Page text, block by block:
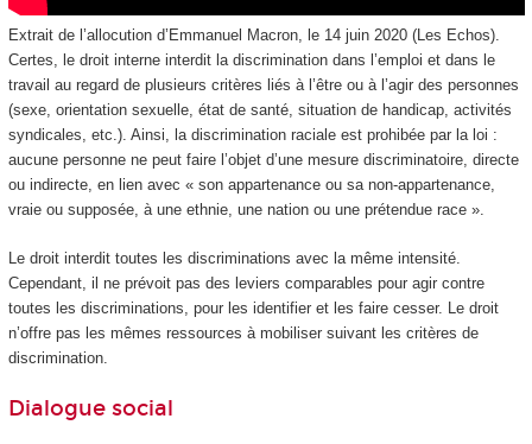
Extrait de l’allocution d’Emmanuel Macron, le 14 juin 2020 (Les Echos).
Certes, le droit interne interdit la discrimination dans l’emploi et dans le
travail au regard de plusieurs critères liés à l’être ou à l’agir des personnes
(sexe, orientation sexuelle, état de santé, situation de handicap, activités
syndicales, etc.). Ainsi, la discrimination raciale est prohibée par la loi :
aucune personne ne peut faire l’objet d’une mesure discriminatoire, directe
ou indirecte, en lien avec « son appartenance ou sa non-appartenance,
vraie ou supposée, à une ethnie, une nation ou une prétendue race ».
Le droit interdit toutes les discriminations avec la même intensité.
Cependant, il ne prévoit pas des leviers comparables pour agir contre
toutes les discriminations, pour les identifier et les faire cesser. Le droit
n’offre pas les mêmes ressources à mobiliser suivant les critères de
discrimination.
Dialogue social